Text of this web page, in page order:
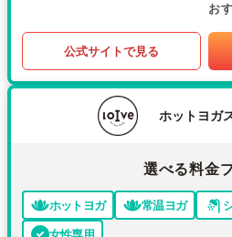
お
公式サイトで見る
ホットヨガ
選べる料金
ホットヨガ 常温ヨガ